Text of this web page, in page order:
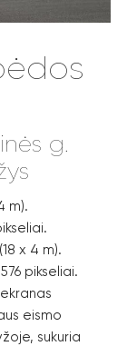
g.
m).
x 4 m).
pikseliai.
eismo
sukuria